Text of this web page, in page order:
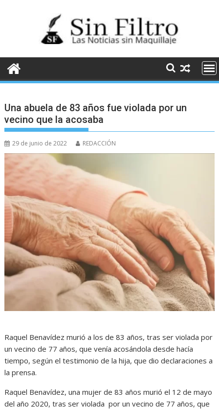
Una abuela de 83 años fue violada por un
vecino que la acosaba
29 de junio de 2022 REDACCIÓN
Raquel Benavídez murió a los de 83 años, tras ser violada por
un vecino de 77 años, que venía acosándola desde hacía
tiempo, según el testimonio de la hija, que dio declaraciones a
la prensa.
Raquel Benavídez, una mujer de 83 años murió el 12 de mayo
del año 2020, tras ser violada por un vecino de 77 años, que